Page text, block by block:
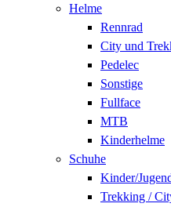
Helme
Rennrad
City und
Pedelec
Sonstige
Fullface
MTB
Kinderhelme
Schuhe
Kinder/
Trekking /